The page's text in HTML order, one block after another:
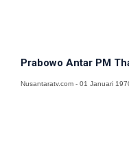
Prabowo Antar PM
Nusantaratv.com - 01 Januari